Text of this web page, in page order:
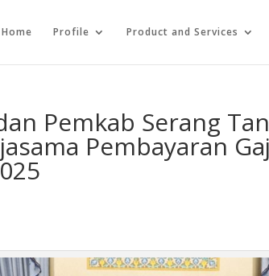
Home Profile Product and Services
Pemkab Serang
Pembayaran